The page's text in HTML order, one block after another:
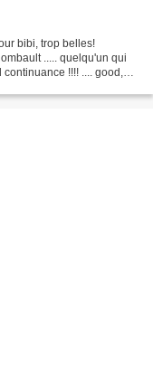
bibi, trop belles!
..... quelqu'un qui
!!!! .... good,